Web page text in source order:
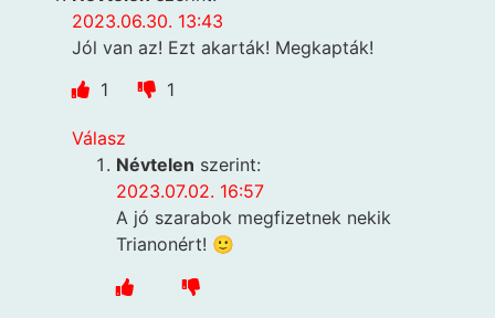
2023.06.30. 13:43
Jól van az! Ezt akarták! Megkapták!
1
1
Válasz
Névtelen szerint:
2023.07.02. 16:57
A jó szarabok megfizetnek nekik
Trianonért! 🙂